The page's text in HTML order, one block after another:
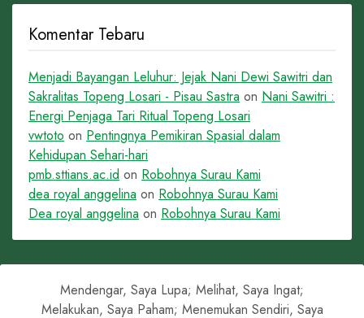
Komentar Tebaru
Menjadi Bayangan Leluhur: Jejak Nani Dewi Sawitri dan
Sakralitas Topeng Losari - Pisau Sastra on Nani Sawitri :
Energi Penjaga Tari Ritual Topeng Losari
vwtoto on Pentingnya Pemikiran Spasial dalam
Kehidupan Sehari-hari
pmb.sttians.ac.id on Robohnya Surau Kami
dea royal anggelina on Robohnya Surau Kami
Dea royal anggelina on Robohnya Surau Kami
Mendengar, Saya Lupa; Melihat, Saya Ingat;
Melakukan, Saya Paham; Menemukan Sendiri, Saya